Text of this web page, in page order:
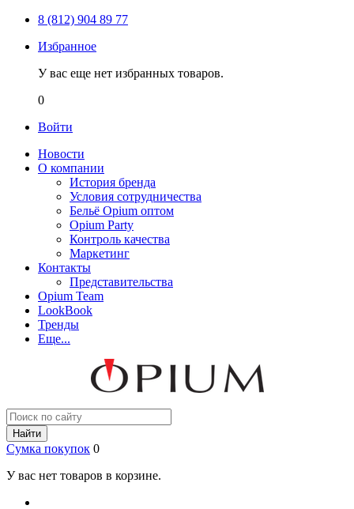
8 (812) 904 89 77
Избранное
У вас еще нет избранных товаров.
0
Войти
Новости
О компании
История бренда
Условия сотрудничества
Бельё Opium оптом
Opium Party
Контроль качества
Маркетинг
Контакты
Представительства
Opium Team
LookBook
Тренды
Еще...
Найти
Сумка покупок 0
У вас нет товаров в корзине.